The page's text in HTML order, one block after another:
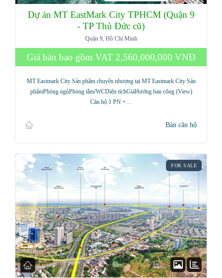
Dự án MT EastMark City TPHCM (Quận 9
- TP Thủ Đức cũ)
Quận 9, Hồ Chí Minh
Giá bán bao gồm VAT 2,560,000,000 VNĐ
MT Eastmark City Sản phẩm chuyển nhượng tại MT Eastmark City Sản
phẩmPhòng ngủPhòng tắm/WCDiện tíchGiáHướng ban công (View)
Căn hộ 1 PN +…
Bán căn hộ
FOR SALE